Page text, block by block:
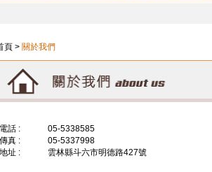
頁 > 關於我們
電話 :
05-5338585
傳真 :
05-5337998
地址 :
雲林縣斗六市明德路427號